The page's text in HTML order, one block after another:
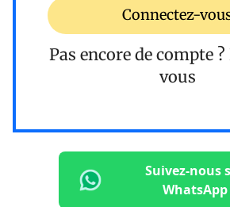
Connectez-
Pas encore de compte ?
vous
Suivez-nous
WhatsApp